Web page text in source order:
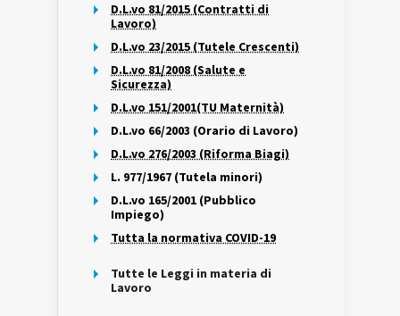
D.L.vo 81/2015 (Contratti di
Lavoro)
D.L.vo 23/2015 (Tutele Crescenti)
D.L.vo 81/2008 (Salute e
Sicurezza)
D.L.vo 151/2001(TU Maternità)
D.L.vo 66/2003 (Orario di Lavoro)
D.L.vo 276/2003 (Riforma Biagi)
L. 977/1967 (Tutela minori)
D.L.vo 165/2001 (Pubblico
Impiego)
Tutta la normativa COVID-19
Tutte le Leggi in materia di
Lavoro